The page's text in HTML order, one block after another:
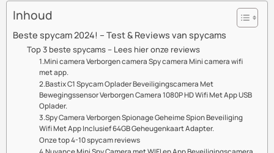
Inhoud
Beste spycam 2024! – Test & Reviews van spycams
Top 3 beste spycams – Lees hier onze reviews
1.Mini camera Verborgen camera Spy camera Mini camera wifi
met app.
2.Bastix C1 Spycam Oplader Beveiligingscamera Met
Bewegingssensor Verborgen Camera 1080P HD Wifi Met App USB
Oplader.
3.Spy Camera Verborgen Spionage Geheime Spion Beveiliging
Wifi Met App Inclusief 64GB Geheugenkaart Adapter.
Onze top 4-10 spycam reviews